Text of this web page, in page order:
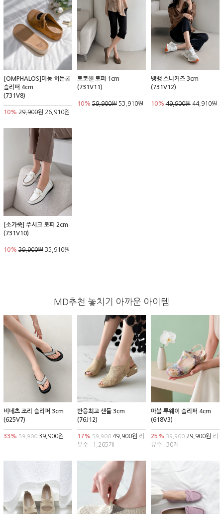
[OMPHALOS]미농 히든굽
슬리퍼 4cm
(731V8)
10% 29,900원 26,910원
로코헨 로퍼 1cm
(731V11)
10% 59,900원53,910원
뱅뱅 스니커즈 3cm
(731V12)
10% 49,900원44,910원
[소가죽] 주시크 로퍼 2cm
(731V10)
10% 39,900원 35,910원
MD추천 놓치기 아까운 아이템
비네츠 조리 슬리퍼 3cm
(625V7)
33% 59,900 39,900원
반응최고 샌들 3cm
(76J12)
17% 59,90049,900원 리
뷰수 : 1,265개
마블 투웨이 슬리퍼 4cm
(618V3)
25% 39,90029,900원 리
뷰수 : 30개